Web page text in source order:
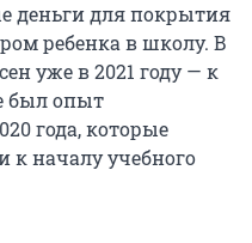
деньги для покрытия
ребенка в школу. В
уже в 2021 году — к
был опыт
года, которые
к началу учебного